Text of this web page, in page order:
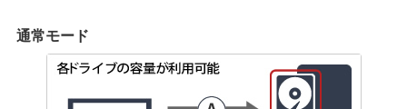
通常モード